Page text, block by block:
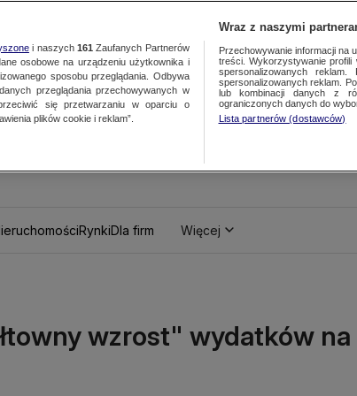
RynkiDla firm Więcej
wzrost" wydatków na
i naszych 161 Zaufanych Partnerów
osobowe na urządzeniu użytkownika i
sposobu przeglądania. Odbywa
przeglądania przechowywanych w
się przetwarzaniu w oparciu o
plików cookie i reklam”.
Wraz z naszymi
Przechowywanie informacji na
treści. Wykorzystywanie
spersonalizowanych
spersonalizowanych reklam.
lub kombinacji danych z
ograniczonych danych do
Lista partnerów (dostawców)